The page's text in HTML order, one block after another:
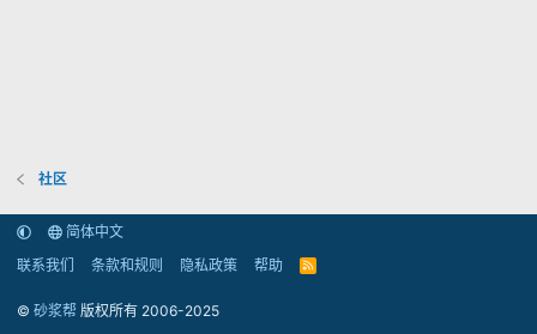
社区
简体中文
联系我们
条款和规则 隐私政策 帮助
R
© 砂浆帮 版权所有 2006-2025